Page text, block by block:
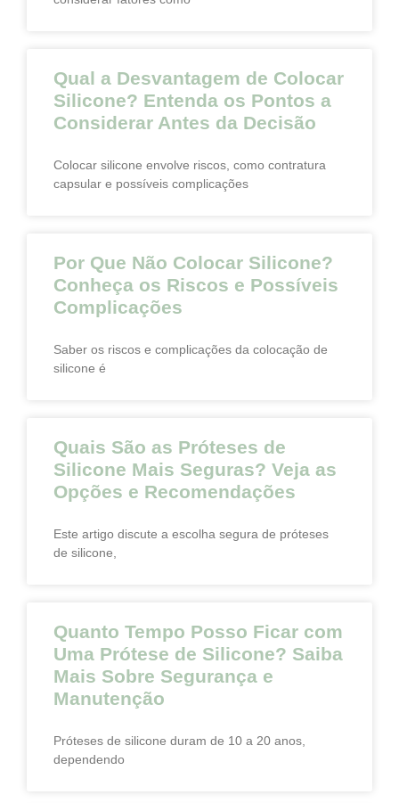
Qual a Desvantagem de Colocar
Silicone? Entenda os Pontos a
Considerar Antes da Decisão
Colocar silicone envolve riscos, como contratura
capsular e possíveis complicações
Por Que Não Colocar Silicone?
Conheça os Riscos e Possíveis
Complicações
Saber os riscos e complicações da colocação de
silicone é
Quais São as Próteses de
Silicone Mais Seguras? Veja as
Opções e Recomendações
Este artigo discute a escolha segura de próteses
de silicone,
Quanto Tempo Posso Ficar com
Uma Prótese de Silicone? Saiba
Mais Sobre Segurança e
Manutenção
Próteses de silicone duram de 10 a 20 anos,
dependendo